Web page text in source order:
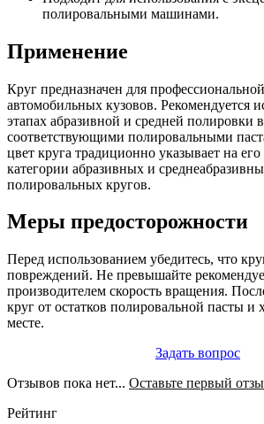
полировальными машинами.
Применение
Круг предназначен для
автомобильных кузовов. Рекомендуется
этапах абразивной и средней полировки
соответствующими полировальными
цвет круга традиционно указывает на
категории абразивных и
полировальных кругов.
Меры предосторожности
Перед использованием убедитесь, что
повреждений. Не превышайте
производителем скорость вращения.
круг от остатков полировальной пасты и
месте.
Задать вопрос
Отзывов пока нет... Оставьте первый
Рейтинг